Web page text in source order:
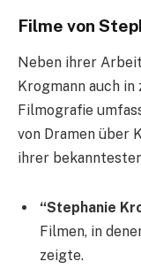
Filme von
Neben ihrer
Krogmann auch
Filmografie
von Dramen über
ihrer
“Stephanie
Filmen, in
zeigte.